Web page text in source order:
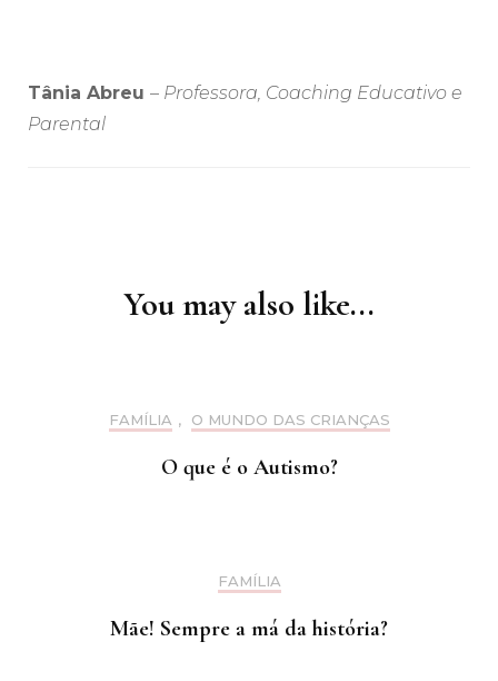
Tânia Abreu – Professora, Coaching Educativo e
Parental
You may also like...
FAMÍLIA , O MUNDO DAS CRIANÇAS
O que é o Autismo?
FAMÍLIA
Mãe! Sempre a má da história?